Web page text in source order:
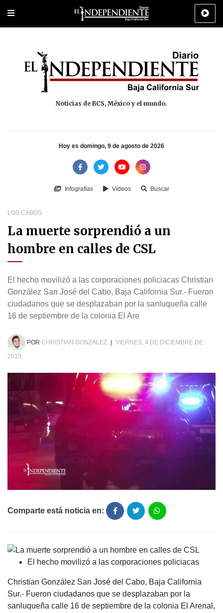
Portada Los Cabos Policiaca Deportes Cultura
Noticias de BCS, México y el mundo.
Hoy es domingo, 9 de agosto de 2026
Infografías Vídeos Buscar
LOS CABOS
La muerte sorprendió a un
hombre en calles de CSL
El hecho movilizó a las corporaciones policiacas Christian
González San José del Cabo, Baja California Sur.- Fueron
ciudadanos que se desplazaban por la sanluqueña calle
16 de septiembre de la colonia El Are
POR CHRISTIAN GONZALEZ
VIERNES, 4 DE DICIEMBRE DE
2015.
Comparte está noticia en:
El hecho movilizó a las corporaciones policiacas
Christian González San José del Cabo, Baja California
Sur.- Fueron ciudadanos que se desplazaban por la
sanluqueña calle 16 de septiembre de la colonia El Arenal,